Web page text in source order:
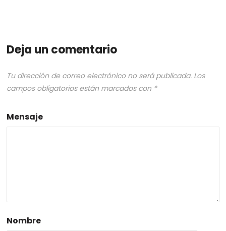
Deja un comentario
Tu dirección de correo electrónico no será publicada. Los
campos obligatorios están marcados con *
Mensaje
Nombre